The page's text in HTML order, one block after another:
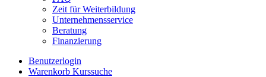
Zeit für Weiterbildung
Unternehmensservice
Beratung
Finanzierung
Benutzerlogin
Warenkorb Kurssuche